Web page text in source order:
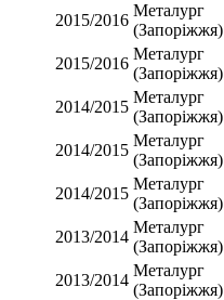
2015/2016
Металург
(Запоріжжя)
2015/2016
Металург
(Запоріжжя)
2014/2015
Металург
(Запоріжжя)
2014/2015
Металург
(Запоріжжя)
2014/2015
Металург
(Запоріжжя)
2013/2014
Металург
(Запоріжжя)
2013/2014
Металург
(Запоріжжя)